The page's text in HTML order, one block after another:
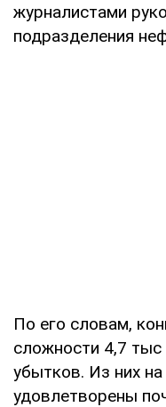
журналистами
подразделения
По его словам,
сложности 4,7
убытков. Из них
удовлетворены